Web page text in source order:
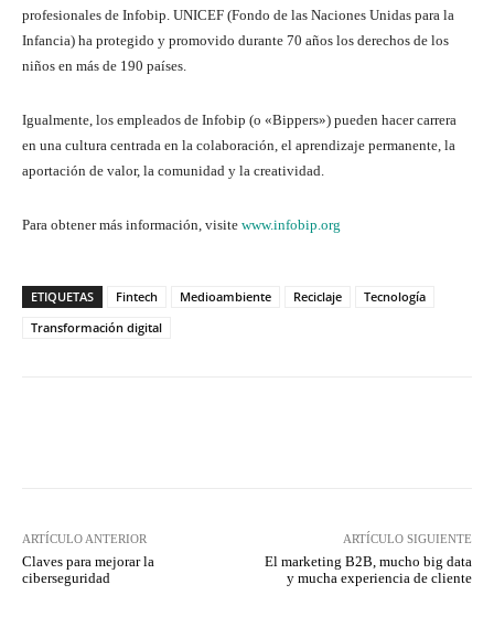
profesionales de Infobip. UNICEF (Fondo de las Naciones Unidas para la
Infancia) ha protegido y promovido durante 70 años los derechos de los
niños en más de 190 países.
Igualmente, los empleados de Infobip (o «Bippers») pueden hacer carrera
en una cultura centrada en la colaboración, el aprendizaje permanente, la
aportación de valor, la comunidad y la creatividad.
Para obtener más información, visite www.infobip.org
ETIQUETAS Fintech Medioambiente Reciclaje
Tecnología
Transformación digital
ARTÍCULO ANTERIOR
Claves para mejorar la
ciberseguridad
ARTÍCULO SIGUIENTE
El marketing B2B, mucho big data
y mucha experiencia de cliente